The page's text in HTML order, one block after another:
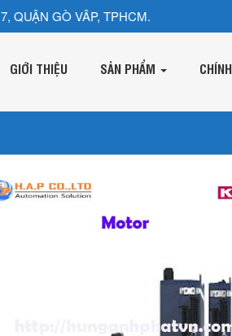
QUẬN GÒ VÂP, TPHCM.
GIỚI THIỆU SẢN PHẨM